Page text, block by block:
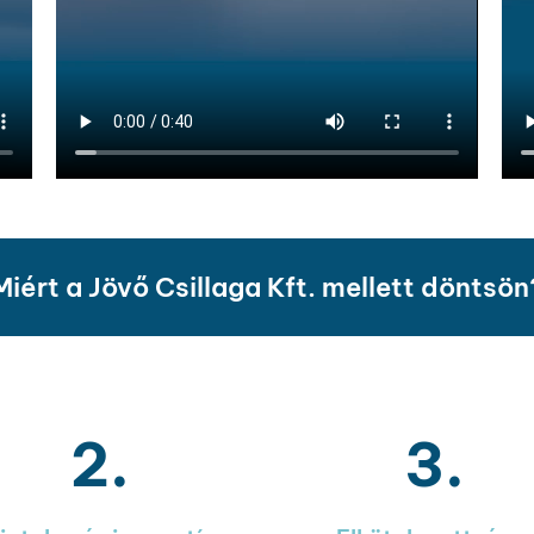
a Jövő Csillaga Kft. mellett
2. 3.